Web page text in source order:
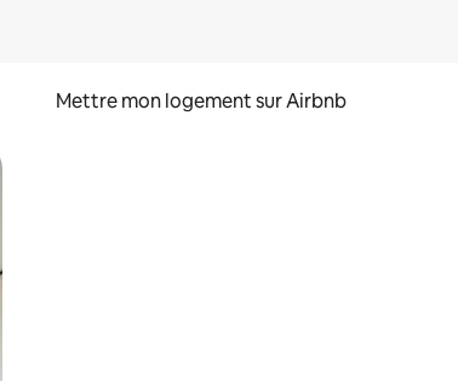
Mettre mon logement sur Airbnb